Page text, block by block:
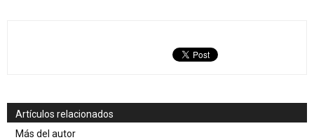
Artículos relacionados
Más del autor